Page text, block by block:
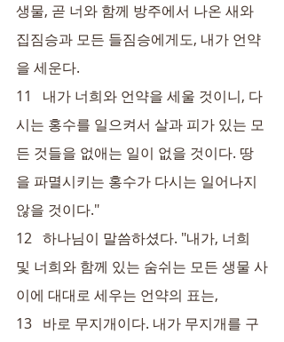
생물, 곧 너와 함께 방주에서 나온 새와
집짐승과 모든 들짐승에게도, 내가 언약
을 세운다.
11   내가 너희와 언약을 세울 것이니, 다
시는 홍수를 일으켜서 살과 피가 있는 모
든 것들을 없애는 일이 없을 것이다. 땅
을 파멸시키는 홍수가 다시는 일어나지
않을 것이다."
12   하나님이 말씀하셨다. "내가, 너희
및 너희와 함께 있는 숨쉬는 모든 생물 사
이에 대대로 세우는 언약의 표는,
13   바로 무지개이다. 내가 무지개를 구